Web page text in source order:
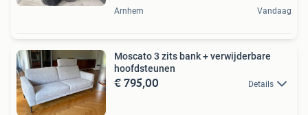
Arnhem Vandaag
Moscato 3 zits bank + verwijderbare
hoofdsteunen
€ 795,00 Details